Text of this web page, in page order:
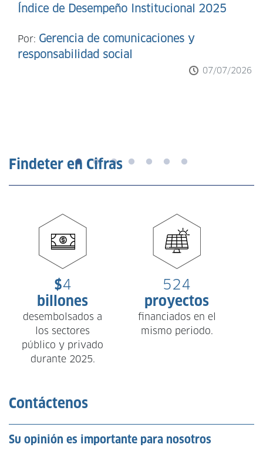
Índice de Desempeño Institucional 2025
Por: Gerencia de comunicaciones y
responsabilidad social
07/07/2026
Findeter en Cifras
$4
billones
desembolsados a
los sectores
público y privado
durante 2025.
524
proyectos
financiados en el
mismo periodo.
Contáctenos
Su opinión es importante para nosotros